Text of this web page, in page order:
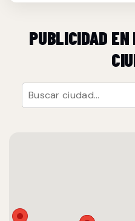
PUBLICIDAD